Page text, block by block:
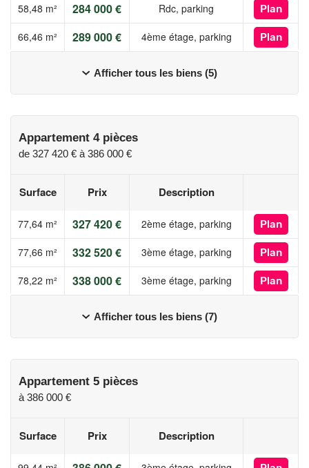
58,48 m² 284 000 € Rdc, parking Plan
66,46 m² 289 000 € 4ème étage, parking Plan
Afficher tous les biens (5)
Appartement 4 pièces
de 327 420 € à 386 000 €
Surface Prix Description
77,64 m² 327 420 € 2ème étage, parking Plan
77,66 m² 332 520 € 3ème étage, parking Plan
78,22 m² 338 000 € 3ème étage, parking Plan
Afficher tous les biens (7)
Appartement 5 pièces
à 386 000 €
Surface Prix Description